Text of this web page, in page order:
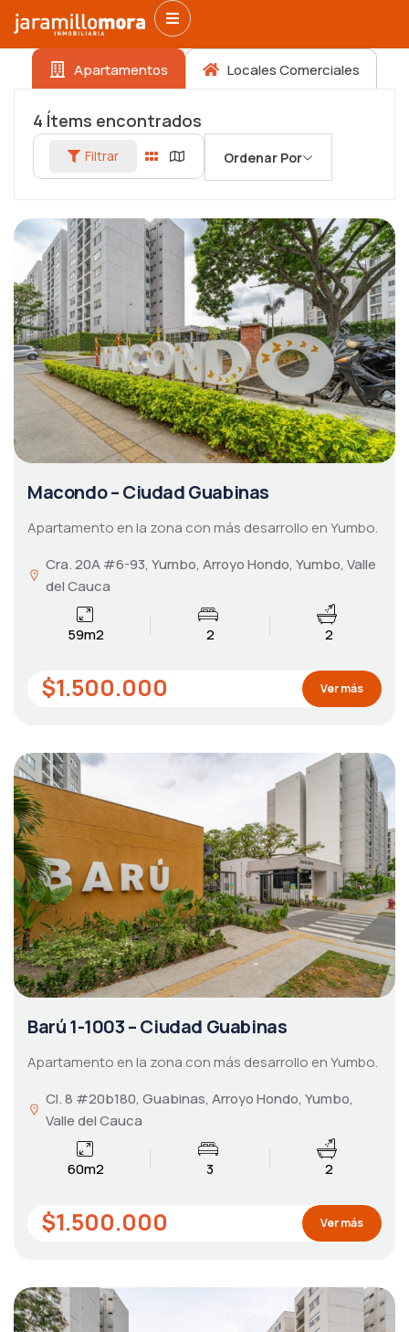
Apartamentos Locales Comerciales
4 Ítems encontrados
Filtrar Ordenar Por
Macondo – Ciudad Guabinas
Apartamento en la zona con más desarrollo en Yumbo.
Cra. 20A #6-93, Yumbo, Arroyo Hondo, Yumbo, Valle
del Cauca
59m2 2 2
$1.500.000 Ver más
Barú 1-1003 – Ciudad Guabinas
Apartamento en la zona con más desarrollo en Yumbo.
Cl. 8 #20b180, Guabinas, Arroyo Hondo, Yumbo,
Valle del Cauca
60m2 3 2
$1.500.000 Ver más